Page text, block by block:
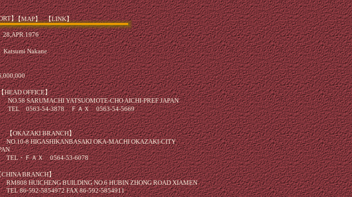
】
Nakane
HEAD OFFICE】
YATSUOMOTE-CHO AICHI-PREF JAPAN
3878 ＦＡＸ 0563-54-5669
BRANCH】
OKA-MACHI OKAZAKI-CITY
Ｘ 0564-53-6078
】
BUILDING NO.6 HUBIN ZHONG ROAD XIAMEN
5854972 FAX 86-592-5854911
【LINK】
【MAP】